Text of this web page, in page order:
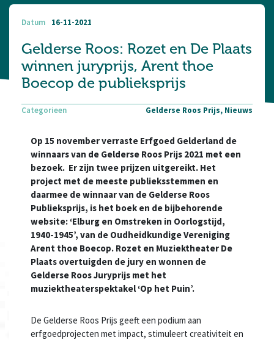
Datum 16-11-2021
Gelderse Roos: Rozet en De Plaats
winnen juryprijs, Arent thoe
Boecop de publieksprijs
Categorieen Gelderse Roos Prijs, Nieuws
Op 15 november verraste Erfgoed Gelderland de
winnaars van de Gelderse Roos Prijs 2021 met een
bezoek. Er zijn twee prijzen uitgereikt. Het
project met de meeste publieksstemmen en
daarmee de winnaar van de Gelderse Roos
Publieksprijs, is het boek en de bijbehorende
website: ‘Elburg en Omstreken in Oorlogstijd,
1940-1945’, van de OudheidkundigeVereniging
Arent thoe Boecop. Rozet en Muziektheater De
Plaats overtuigden de jury en wonnen de
Gelderse Roos Juryprijs met het
muziektheaterspektakel ‘Op het Puin’.
De Gelderse Roos Prijs geeft een podium aan
erfgoedprojecten met impact, stimuleert creativiteit en